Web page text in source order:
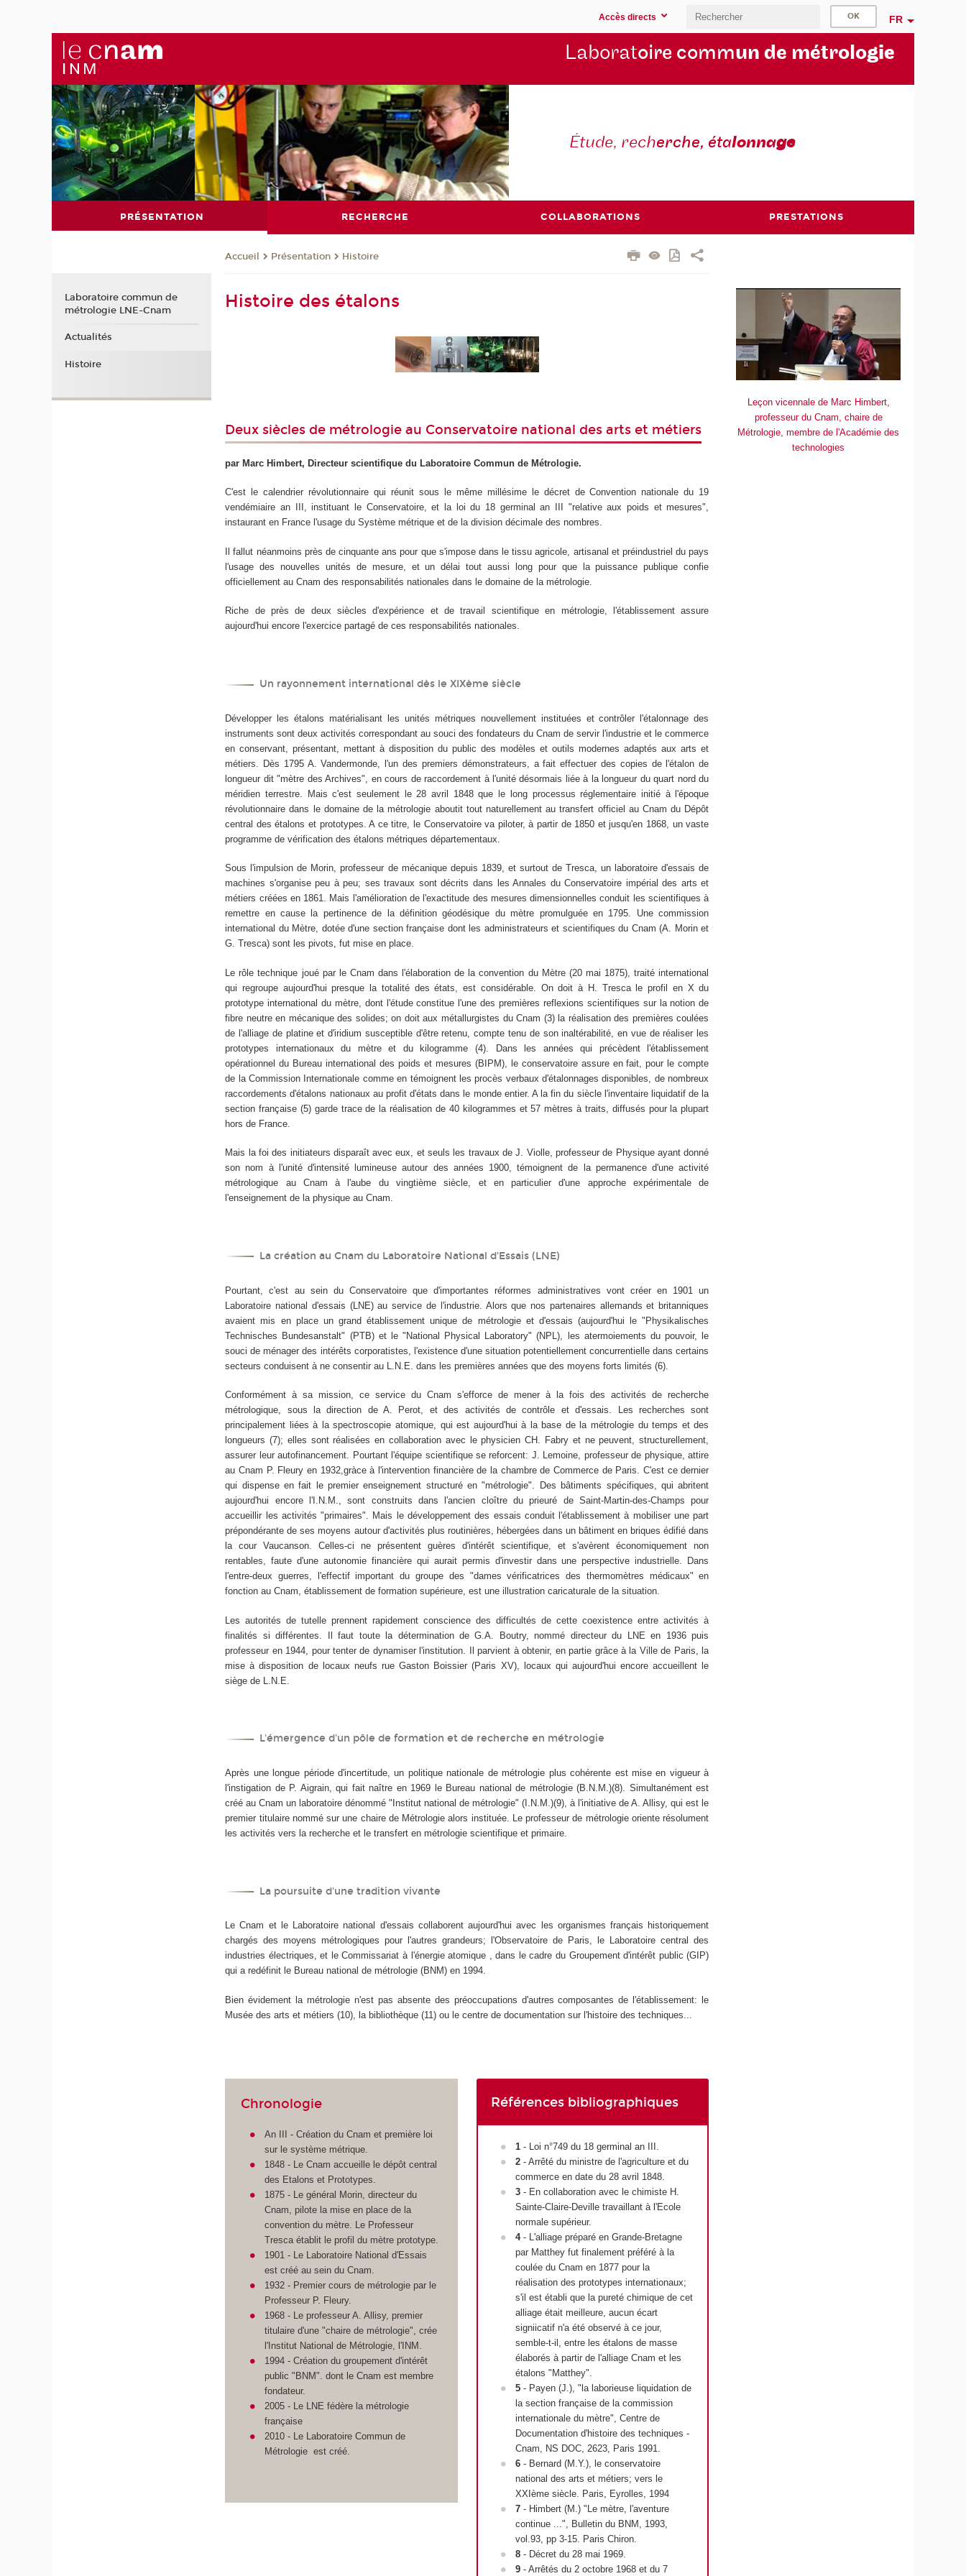
Accès directs FR
Laboratoire commun de métrologie
Étude, recherche, étalonnage
PRÉSENTATION RECHERCHE COLLABORATIONS PRESTATIONS
Accueil Présentation Histoire
Histoire des étalons
Deux siècles de métrologie au Conservatoire national des arts et métiers
par Marc Himbert, Directeur scientifique du Laboratoire Commun de Métrologie.
C'est le calendrier révolutionnaire qui réunit sous le même millésime le décret de Convention nationale du 19
vendémiaire an III, instituant le Conservatoire, et la loi du 18 germinal an III "relative aux poids et mesures",
instaurant en France l'usage du Système métrique et de la division décimale des nombres.
Il fallut néanmoins près de cinquante ans pour que s'impose dans le tissu agricole, artisanal et préindustriel du pays
l'usage des nouvelles unités de mesure, et un délai tout aussi long pour que la puissance publique confie
officiellement au Cnam des responsabilités nationales dans le domaine de la métrologie.
Riche de près de deux siècles d'expérience et de travail scientifique en métrologie, l'établissement assure
aujourd'hui encore l'exercice partagé de ces responsabilités nationales.
Un rayonnement international dès le XIXème siècle
Développer les étalons matérialisant les unités métriques nouvellement instituées et contrôler l'étalonnage des
instruments sont deux activités correspondant au souci des fondateurs du Cnam de servir l'industrie et le commerce
en conservant, présentant, mettant à disposition du public des modèles et outils modernes adaptés aux arts et
métiers. Dès 1795 A. Vandermonde, l'un des premiers démonstrateurs, a fait effectuer des copies de l'étalon de
longueur dit "mètre des Archives", en cours de raccordement à l'unité désormais liée à la longueur du quart nord du
méridien terrestre. Mais c'est seulement le 28 avril 1848 que le long processus réglementaire initié à l'époque
révolutionnaire dans le domaine de la métrologie aboutit tout naturellement au transfert officiel au Cnam du Dépôt
central des étalons et prototypes. A ce titre, le Conservatoire va piloter, à partir de 1850 et jusqu'en 1868, un vaste
programme de vérification des étalons métriques départementaux.
Sous l'impulsion de Morin, professeur de mécanique depuis 1839, et surtout de Tresca, un laboratoire d'essais de
machines s'organise peu à peu; ses travaux sont décrits dans les Annales du Conservatoire impérial des arts et
métiers créées en 1861. Mais l'amélioration de l'exactitude des mesures dimensionnelles conduit les scientifiques à
remettre en cause la pertinence de la définition géodésique du mètre promulguée en 1795. Une commission
international du Mètre, dotée d'une section française dont les administrateurs et scientifiques du Cnam (A. Morin et
G. Tresca) sont les pivots, fut mise en place.
Le rôle technique joué par le Cnam dans l'élaboration de la convention du Mètre (20 mai 1875), traité international
qui regroupe aujourd'hui presque la totalité des états, est considérable. On doit à H. Tresca le profil en X du
prototype international du mètre, dont l'étude constitue l'une des premières reflexions scientifiques sur la notion de
fibre neutre en mécanique des solides; on doit aux métallurgistes du Cnam (3) la réalisation des premières coulées
de l'alliage de platine et d'iridium susceptible d'être retenu, compte tenu de son inaltérabilité, en vue de réaliser les
prototypes internationaux du mètre et du kilogramme (4). Dans les années qui précèdent l'établissement
opérationnel du Bureau international des poids et mesures (BIPM), le conservatoire assure en fait, pour le compte
de la Commission Internationale comme en témoignent les procès verbaux d'étalonnages disponibles, de nombreux
raccordements d'étalons nationaux au profit d'états dans le monde entier. A la fin du siècle l'inventaire liquidatif de la
section française (5) garde trace de la réalisation de 40 kilogrammes et 57 mètres à traits, diffusés pour la plupart
hors de France.
Mais la foi des initiateurs disparaît avec eux, et seuls les travaux de J. Violle, professeur de Physique ayant donné
son nom à l'unité d'intensité lumineuse autour des années 1900, témoignent de la permanence d'une activité
métrologique au Cnam à l'aube du vingtième siècle, et en particulier d'une approche expérimentale de
l'enseignement de la physique au Cnam.
La création au Cnam du Laboratoire National d'Essais (LNE)
Pourtant, c'est au sein du Conservatoire que d'importantes réformes administratives vont créer en 1901 un
Laboratoire national d'essais (LNE) au service de l'industrie. Alors que nos partenaires allemands et britanniques
avaient mis en place un grand établissement unique de métrologie et d'essais (aujourd'hui le "Physikalisches
Technisches Bundesanstalt" (PTB) et le "National Physical Laboratory" (NPL), les atermoiements du pouvoir, le
souci de ménager des intérêts corporatistes, l'existence d'une situation potentiellement concurrentielle dans certains
secteurs conduisent à ne consentir au L.N.E. dans les premières années que des moyens forts limités (6).
Conformément à sa mission, ce service du Cnam s'efforce de mener à la fois des activités de recherche
métrologique, sous la direction de A. Perot, et des activités de contrôle et d'essais. Les recherches sont
principalement liées à la spectroscopie atomique, qui est aujourd'hui à la base de la métrologie du temps et des
longueurs (7); elles sont réalisées en collaboration avec le physicien CH. Fabry et ne peuvent, structurellement,
assurer leur autofinancement. Pourtant l'équipe scientifique se reforcent: J. Lemoine, professeur de physique, attire
au Cnam P. Fleury en 1932,gràce à l'intervention financière de la chambre de Commerce de Paris. C'est ce dernier
qui dispense en fait le premier enseignement structuré en "métrologie". Des bâtiments spécifiques, qui abritent
aujourd'hui encore l'I.N.M., sont construits dans l'ancien cloître du prieuré de Saint-Martin-des-Champs pour
accueillir les activités "primaires". Mais le développement des essais conduit l'établissement à mobiliser une part
prépondérante de ses moyens autour d'activités plus routinières, hébergées dans un bâtiment en briques édifié dans
la cour Vaucanson. Celles-ci ne présentent guères d'intérêt scientifique, et s'avèrent économiquement non
rentables, faute d'une autonomie financière qui aurait permis d'investir dans une perspective industrielle. Dans
l'entre-deux guerres, l'effectif important du groupe des "dames vérificatrices des thermomètres médicaux" en
fonction au Cnam, établissement de formation supérieure, est une illustration caricaturale de la situation.
Les autorités de tutelle prennent rapidement conscience des difficultés de cette coexistence entre activités à
finalités si différentes. Il faut toute la détermination de G.A. Boutry, nommé directeur du LNE en 1936 puis
professeur en 1944, pour tenter de dynamiser l'institution. Il parvient à obtenir, en partie grâce à la Ville de Paris, la
mise à disposition de locaux neufs rue Gaston Boissier (Paris XV), locaux qui aujourd'hui encore accueillent le
siège de L.N.E.
L'émergence d'un pôle de formation et de recherche en métrologie
Après une longue période d'incertitude, un politique nationale de métrologie plus cohérente est mise en vigueur à
l'instigation de P. Aigrain, qui fait naître en 1969 le Bureau national de métrologie (B.N.M.)(8). Simultanément est
créé au Cnam un laboratoire dénommé "Institut national de métrologie" (I.N.M.)(9), à l'initiative de A. Allisy, qui est le
premier titulaire nommé sur une chaire de Métrologie alors instituée. Le professeur de métrologie oriente résolument
les activités vers la recherche et le transfert en métrologie scientifique et primaire.
La poursuite d'une tradition vivante
Le Cnam et le Laboratoire national d'essais collaborent aujourd'hui avec les organismes français historiquement
chargés des moyens métrologiques pour l'autres grandeurs; l'Observatoire de Paris, le Laboratoire central des
industries électriques, et le Commissariat à l'énergie atomique , dans le cadre du Groupement d'intérêt public (GIP)
qui a redéfinit le Bureau national de métrologie (BNM) en 1994.
Bien évidement la métrologie n'est pas absente des préoccupations d'autres composantes de l'établissement: le
Musée des arts et métiers (10), la bibliothèque (11) ou le centre de documentation sur l'histoire des techniques...
Chronologie
An III - Création du Cnam et première loi
sur le système métrique.
1848 - Le Cnam accueille le dépôt central
des Etalons et Prototypes.
1875 - Le général Morin, directeur du
Cnam, pilote la mise en place de la
convention du mètre. Le Professeur
Tresca établit le profil du mètre prototype.
1901 - Le Laboratoire National d'Essais
est créé au sein du Cnam.
1932 - Premier cours de métrologie par le
Professeur P. Fleury.
1968 - Le professeur A. Allisy, premier
titulaire d'une "chaire de métrologie", crée
l'Institut National de Métrologie, l'INM.
1994 - Création du groupement d'intérêt
public "BNM". dont le Cnam est membre
fondateur.
2005 - Le LNE fédère la métrologie
française
2010 - Le Laboratoire Commun de
Métrologie est créé.
Références bibliographiques
1- Loi n°749 du 18 germinal an III.
2- Arrêté du ministre de l'agriculture et du
commerce en date du 28 avril 1848.
3- En collaboration avec le chimiste H.
Sainte-Claire-Deville travaillant à l'Ecole
normale supérieur.
4- L'alliage préparé en Grande-Bretagne
par Matthey fut finalement préféré à la
coulée du Cnam en 1877 pour la
réalisation des prototypes internationaux;
s'il est établi que la pureté chimique de cet
alliage était meilleure, aucun écart
signiicatif n'a été observé à ce jour,
semble-t-il, entre les étalons de masse
élaborés à partir de l'alliage Cnam et les
étalons "Matthey".
5- Payen (J.), "la laborieuse liquidation de
la section française de la commission
internationale du mètre", Centre de
Documentation d'histoire des techniques -
Cnam, NS DOC, 2623, Paris 1991.
6- Bernard (M.Y.), le conservatoire
national des arts et métiers; vers le
XXI èmesiècle. Paris, Eyrolles, 1994
7- Himbert (M.) "Le mètre, l'aventure
continue ...", Bulletin du BNM, 1993,
vol.93, pp 3-15. Paris Chiron.
8- Décret du 28 mai 1969.
9- Arrêtés du 2 octobre 1968 et du 7
Leçon vicennale de Marc Himbert,
professeur du Cnam, chaire de
Métrologie, membre de l'Académie des
technologies
Laboratoire commun de
métrologie LNE-Cnam
Actualités
Histoire